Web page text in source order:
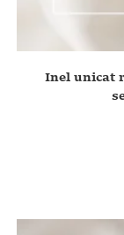
Inel unicat